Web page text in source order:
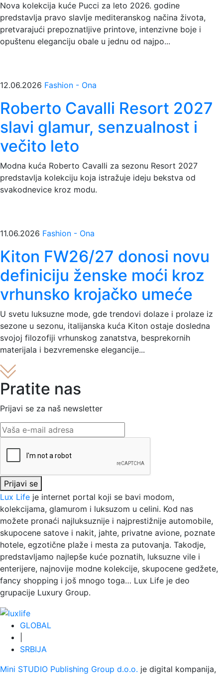
Nova kolekcija kuće Pucci za leto 2026. godine
predstavlja pravo slavlje mediteranskog načina života,
pretvarajući prepoznatljive printove, intenzivne boje i
opuštenu eleganciju obale u jednu od najpo...
12.06.2026 Fashion - Ona
Roberto Cavalli Resort 2027
slavi glamur, senzualnost i
večito leto
Modna kuća Roberto Cavalli za sezonu Resort 2027
predstavlja kolekciju koja istražuje ideju bekstva od
svakodnevice kroz modu.
11.06.2026 Fashion - Ona
Kiton FW26/27 donosi novu
definiciju ženske moći kroz
vrhunsko krojačko umeće
U svetu luksuzne mode, gde trendovi dolaze i prolaze iz
sezone u sezonu, italijanska kuća Kiton ostaje dosledna
svojoj filozofiji vrhunskog zanatstva, besprekornih
materijala i bezvremenske elegancije...
Pratite nas
Prijavi se za naš newsletter
Prijavi se
Lux Life je internet portal koji se bavi modom,
kolekcijama, glamurom i luksuzom u celini. Kod nas
možete pronaći najluksuznije i najprestižnije automobile,
skupocene satove i nakit, jahte, privatne avione, poznate
hotele, egzotične plaže i mesta za putovanja. Takodje,
predstavljamo najlepše kuće poznatih, luksuzne vile i
enterijere, najnovije modne kolekcije, skupocene gedžete,
fancy shopping i još mnogo toga… Lux Life je deo
grupacije Luxury Group.
GLOBAL
SRBIJA
Mini STUDIO Publishing Group d.o.o. je digital kompanija,